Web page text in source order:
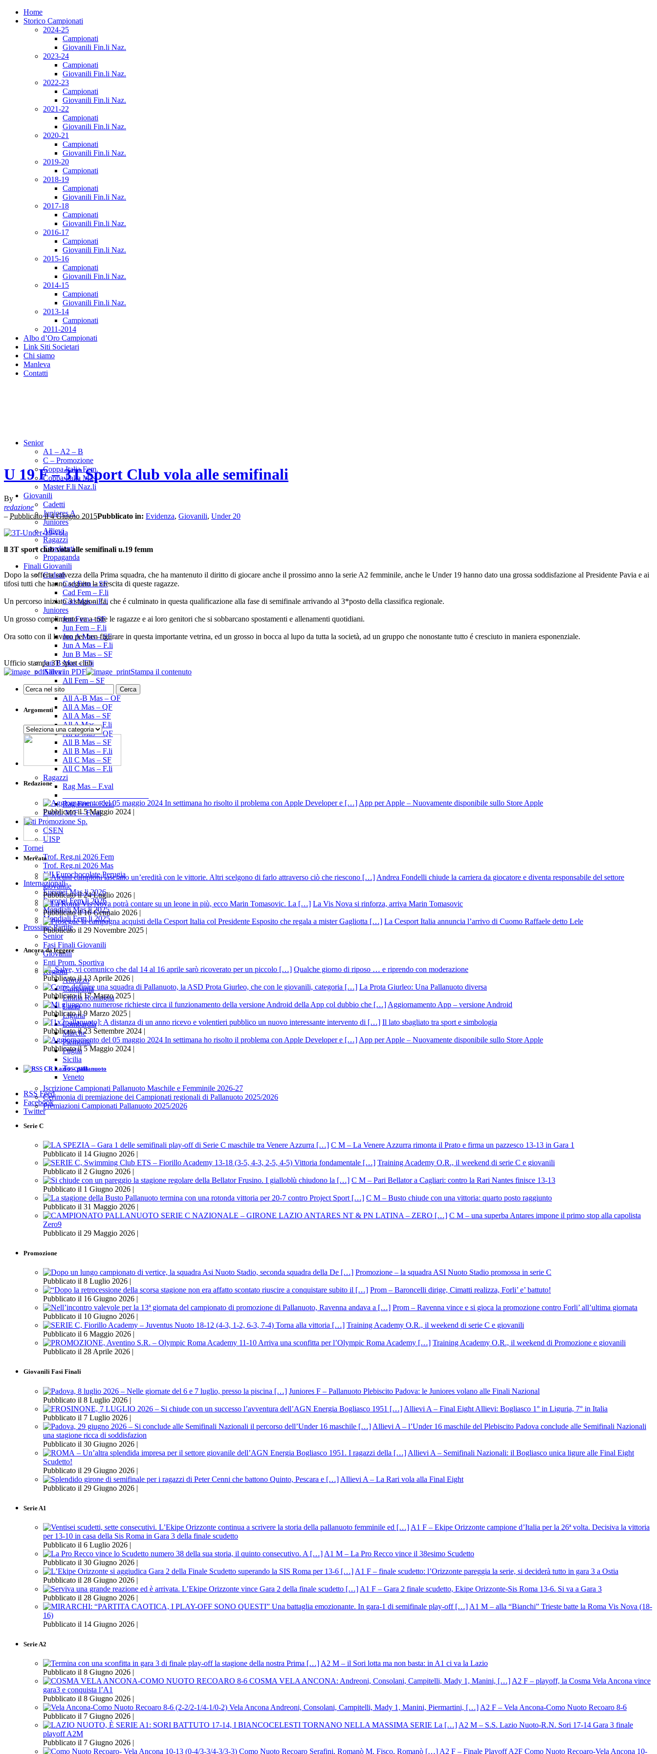
Home
Storico Campionati
2024-25
Campionati
Giovanili Fin.li Naz.
2023-24
Campionati
Giovanili Fin.li Naz.
2022-23
Campionati
Giovanili Fin.li Naz.
2021-22
Campionati
Giovanili Fin.li Naz.
2020-21
Campionati
Giovanili Fin.li Naz.
2019-20
Campionati
2018-19
Campionati
Giovanili Fin.li Naz.
2017-18
Campionati
Giovanili Fin.li Naz.
2016-17
Campionati
Giovanili Fin.li Naz.
2015-16
Campionati
Giovanili Fin.li Naz.
2014-15
Campionati
Giovanili Fin.li Naz.
2013-14
Campionati
2011-2014
Albo d’Oro Campionati
Link Siti Societari
Chi siamo
Manleva
Contatti
Senior
A1 – A2 – B
C – Promozione
Coppa Italia Fem.
Coppa Italia Mas.
Master F.li Naz.li
Giovanili
Cadetti
Juniores A
Juniores
Allievi
Ragazzi
Esordienti
Propaganda
Finali Giovanili
Cadetti
Cad Fem – SF
Cad Fem – F.li
Cad Mas – F.li
Juniores
Jun Fem – SF
Jun Fem – F.li
Jun A Mas – SF
Jun A Mas – F.li
Jun B Mas – SF
Jun B Mas – F.li
Allievi
All Fem – SF
All Fem – F.li
All A-B Mas – OF
All A Mas – QF
All A Mas – SF
All A Mas – F.li
All B Mas – QF
All B Mas – SF
All B Mas – F.li
All C Mas – SF
All C Mas – F.li
Ragazzi
Rag Mas – F.val
Rag Fem – F.val
Esord. M/F – F.val
Enti Promozione Sp.
CSEN
UISP
Tornei
Trof. Reg.ni 2026 Fem
Trof. Reg.ni 2026 Mas
XII Eurochocolate Perugia
Internazionali
Europei Mas.li 2026
Europei Fem.li 2026
Mondiali Mas.li 2025
Mondiali Fem.li 2025
Prossime Partite
Senior
Fasi Finali Giovanili
Giovanili
Enti Prom. Sportiva
Regioni
Abruzzo
Campania
Emilia Romagna
Lazio
Liguria
Lombardia
Marche
Piemonte
Puglia
Sicilia
Toscana
Veneto
RSS Feed
Facebook
Twitter
U 19 F – 3T Sport Club vola alle semifinali
By
redazione
– Pubblicato il 4 Giugno 2015Pubblicato in: Evidenza, Giovanili, Under 20
ll 3T sport club vola alle semifinali u.19 femm
Dopo la sofferta salvezza della Prima squadra, che ha mantenuto il diritto di giocare anche il prossimo anno la serie A2 femminile, anche le Under 19 hanno dato una grossa soddisfazione al Presidente Pavia e ai
tifosi tutti che hanno seguito la crescita di queste ragazze.
Un percorso iniziato 3 stagioni fa, che é culminato in questa qualificazione alla fase di semifinale arrivando al 3*posto della classifica regionale.
Un grosso complimento va a tutte le ragazze e ai loro genitori che si sobbarcano spostamenti e allenamenti quotidiani.
Ora sotto con il lavoro per ben figurare in questa importante vetrina, ed un grosso in bocca al lupo da tutta la società, ad un gruppo che nonostante tutto é cresciuto in maniera esponenziale.
Ufficio stampa 3T sport club
Salva in PDF
Stampa il contenuto
Argomenti
Argomenti
Redazione
App per Apple – Nuovamente disponibile sullo Store Apple
Pubblicato il 5 Maggio 2024 |
Mercato
Andrea Fondelli chiude la carriera da giocatore e diventa responsabile del settore
giovanile
Pubblicato il 24 Luglio 2026 |
La Vis Nova si rinforza, arriva Marin Tomasovic
Pubblicato il 16 Gennaio 2026 |
La Cesport Italia annuncia l’arrivo di Cuomo Raffaele detto Lele
Pubblicato il 29 Novembre 2025 |
Ancora da leggere
Qualche giorno di riposo … e riprendo con moderazione
Pubblicato il 13 Aprile 2026 |
La Prota Giurleo: Una Pallanuoto diversa
Pubblicato il 17 Marzo 2025 |
Aggiornamento App – versione Android
Pubblicato il 9 Marzo 2025 |
Il lato sbagliato tra sport e simbologia
Pubblicato il 23 Settembre 2024 |
App per Apple – Nuovamente disponibile sullo Store Apple
Pubblicato il 5 Maggio 2024 |
CR Lazio – pallanuoto
Iscrizione Campionati Pallanuoto Maschile e Femminile 2026-27
Cerimonia di premiazione dei Campionati regionali di Pallanuoto 2025/2026
Premiazioni Campionati Pallanuoto 2025/2026
Serie C
C M – La Venere Azzurra rimonta il Prato e firma un pazzesco 13-13 in Gara 1
Pubblicato il 14 Giugno 2026 |
Training Academy O.R., il weekend di serie C e giovanili
Pubblicato il 2 Giugno 2026 |
C M – Pari Bellator a Cagliari: contro la Rari Nantes finisce 13-13
Pubblicato il 1 Giugno 2026 |
C M – Busto chiude con una vittoria: quarto posto raggiunto
Pubblicato il 31 Maggio 2026 |
C M – una superba Antares impone il primo stop alla capolista
Zero9
Pubblicato il 29 Maggio 2026 |
Promozione
Promozione – la squadra ASI Nuoto Stadio promossa in serie C
Pubblicato il 8 Luglio 2026 |
Prom – Baroncelli dirige, Cimatti realizza, Forli’ e’ battuto!
Pubblicato il 16 Giugno 2026 |
Prom – Ravenna vince e si gioca la promozione contro Forli’ all’ultima giornata
Pubblicato il 10 Giugno 2026 |
Training Academy O.R., il weekend di serie C e giovanili
Pubblicato il 6 Maggio 2026 |
Training Academy O.R., il weekend di Promozione e giovanili
Pubblicato il 28 Aprile 2026 |
Giovanili Fasi Finali
Juniores F – Pallanuoto Plebiscito Padova: le Juniores volano alle Finali Nazional
Pubblicato il 8 Luglio 2026 |
Allievi A – Final Eight Allievi: Bogliasco 1° in Liguria, 7° in Italia
Pubblicato il 7 Luglio 2026 |
Allievi A – l’Under 16 maschile del Plebiscito Padova conclude alle Semifinali Nazionali
una stagione ricca di soddisfazion
Pubblicato il 30 Giugno 2026 |
Allievi A – Semifinali Nazionali: il Bogliasco unica ligure alle Final Eight
Scudetto!
Pubblicato il 29 Giugno 2026 |
Allievi A – La Rari vola alla Final Eight
Pubblicato il 29 Giugno 2026 |
Serie A1
A1 F – Ekipe Orizzonte campione d’Italia per la 26ª volta. Decisiva la vittoria
per 13-10 in casa della Sis Roma in Gara 3 della finale scudetto
Pubblicato il 6 Luglio 2026 |
A1 M – La Pro Recco vince il 38esimo Scudetto
Pubblicato il 30 Giugno 2026 |
A1 F – finale scudetto: l’Orizzonte pareggia la serie, si deciderà tutto in gara 3 a Ostia
Pubblicato il 28 Giugno 2026 |
A1 F – Gara 2 finale scudetto, Ekipe Orizzonte-Sis Roma 13-6. Si va a Gara 3
Pubblicato il 28 Giugno 2026 |
A1 M – alla “Bianchi” Trieste batte la Roma Vis Nova (18-
16)
Pubblicato il 14 Giugno 2026 |
Serie A2
A2 M – il Sori lotta ma non basta: in A1 ci va la Lazio
Pubblicato il 8 Giugno 2026 |
A2 F – playoff, la Cosma Vela Ancona vince
gara3 e conquista l’A1
Pubblicato il 8 Giugno 2026 |
A2 F – Vela Ancona-Como Nuoto Recoaro 8-6
Pubblicato il 7 Giugno 2026 |
A2 M – S.S. Lazio Nuoto-R.N. Sori 17-14 Gara 3 finale
playoff A2M
Pubblicato il 7 Giugno 2026 |
A2 F – Finale Playoff A2F Como Nuoto Recoaro-Vela Ancona 10-